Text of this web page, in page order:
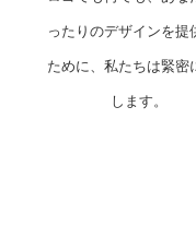
ったりのデザインを提
ために、私たちは緊密
します。